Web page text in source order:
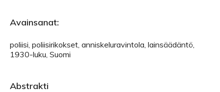
Avainsanat:
poliisi, poliisirikokset, anniskeluravintola, lainsäädäntö,
1930-luku, Suomi
Abstrakti